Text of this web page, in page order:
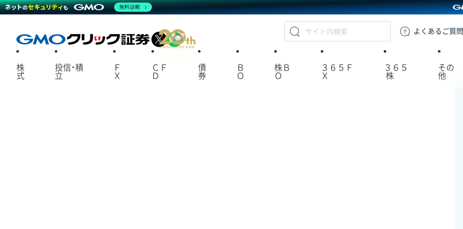
GMOクリック証券
よくある ご質問
X
株
式
投信・積
立
Ｆ
Ｘ
ＣＦ
Ｄ
債
券
Ｂ
Ｏ
株Ｂ
Ｏ
３６５Ｆ
Ｘ
３６５
株
その
他
無料診断